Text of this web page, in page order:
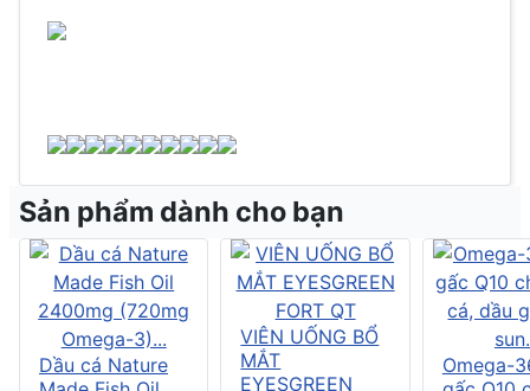
Sản phẩm dành cho bạn
Dầu cá Nature
VIÊN UỐNG BỔ
MẮT
EYESGREEN
Omega-